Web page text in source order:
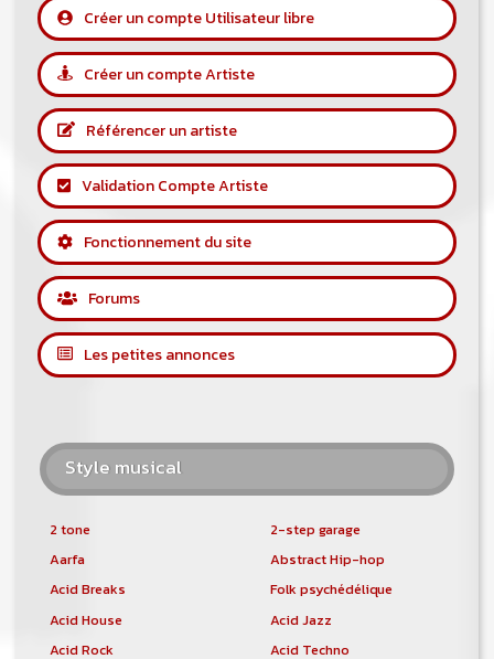
Créer un compte Utilisateur libre
Créer un compte Artiste
Référencer un artiste
Validation Compte Artiste
Fonctionnement du site
Forums
Les petites annonces
Style musical
2 tone
2-step garage
Aarfa
Abstract Hip-hop
Acid Breaks
Folk psychédélique
Acid House
Acid Jazz
Acid Rock
Acid Techno